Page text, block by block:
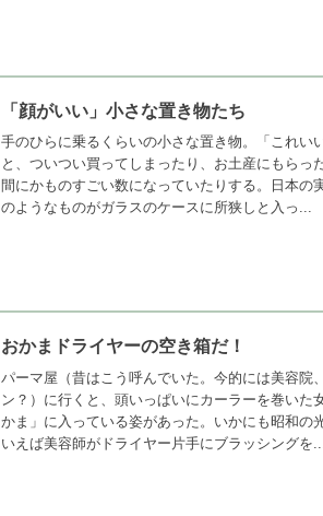
「顔がいい」小さな置き物たち
手のひらに乗るくらいの小さな置き物。「これい
と、ついつい買ってしまったり、お土産にもらっ
間にかものすごい数になっていたりする。日本の
のようなものがガラスのケースに所狭しと入っ...
おかまドライヤーの空き箱だ！
パーマ屋（昔はこう呼んでいた。今的には美容院
ン？）に行くと、頭いっぱいにカーラーを巻いた
かま」に入っている姿があった。いかにも昭和の
いえば美容師がドライヤー片手にブラッシングを...